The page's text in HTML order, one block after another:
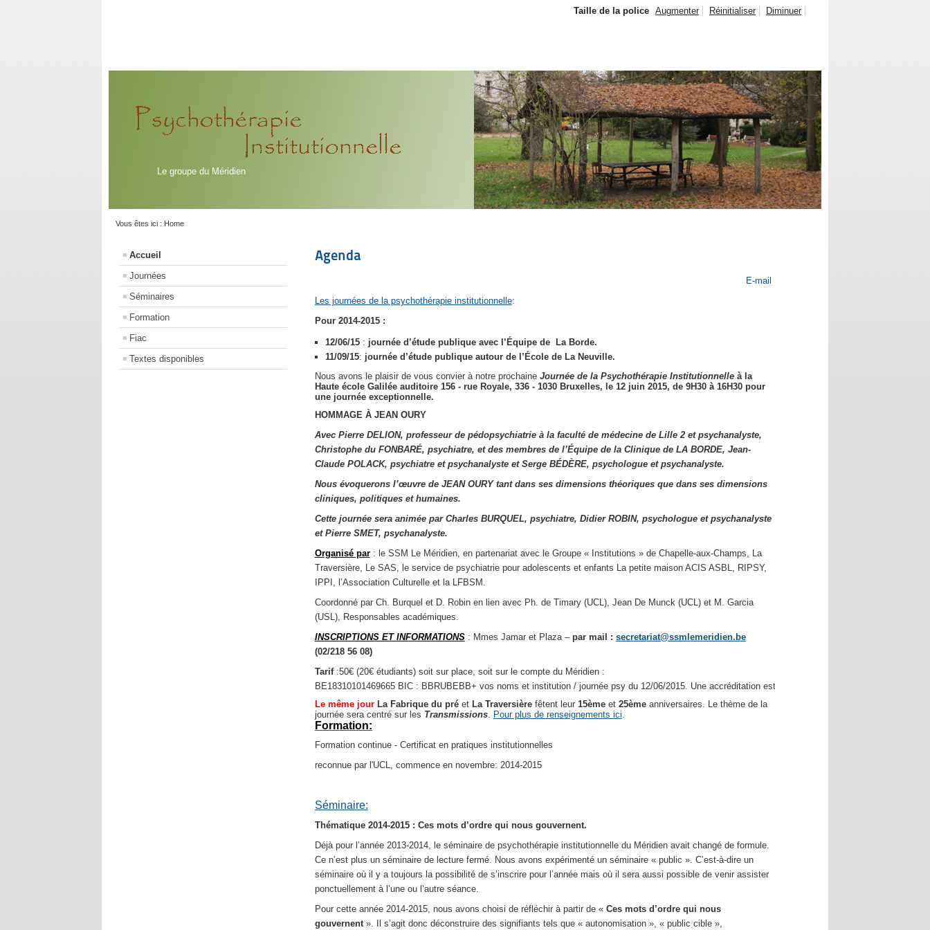
Le groupe du Méridien
Taille de la police Augmenter Réinitialiser Diminuer
Vous êtes ici : Home
Accueil
Journées
Séminaires
Formation
Fiac
Textes disponibles
Agenda
E-mail
Les journées de la psychothérapie institutionnelle:
Pour 2014-2015 :
12/06/15: journée d’étude publique avec l’Équipe de La Borde.
11/09/15: journée d’étude publique autour de l’École de La Neuville.
Nous avons le plaisir de vous convier à notre prochaine Journée de la Psychothérapie Institutionnelleà la
Haute école Galilée​ ​auditoire 156​ ​- rue Royale, 336 - 1030 Bruxelles, le 12 juin 2015, de 9H30 à 16H30 pour
une journée exceptionnelle.
HOMMAGE À JEAN OURY
Avec Pierre DELION, professeur de pédopsychiatrie à la faculté de médecine de Lille 2 et psychanalyste,
Christophe du FONBARÉ, psychiatre, et des membres de l’Équipe de la Clinique de LA BORDE, Jean-
Claude POLACK, psychiatre et psychanalyste et Serge BÉDÈRE, psychologue et psychanalyste.
Nous évoquerons l’œuvre de JEAN OURY tant dans ses dimensions théoriques que dans ses dimensions
cliniques, politiques et humaines.
Cette journée sera animée par Charles BURQUEL, psychiatre, Didier ROBIN, psychologue et psychanalyste
et Pierre SMET, psychanalyste.
Organisé par: le SSM Le Méridien, en partenariat avec le Groupe « Institutions » de Chapelle-aux-Champs, La
Traversière, Le SAS, le service de psychiatrie pour adolescents et enfants La petite maison ACIS ASBL, RIPSY,
IPPI, l’Association Culturelle et la LFBSM.
Coordonné par Ch. Burquel et D. Robin en lien avec Ph. de Timary (UCL), Jean De Munck (UCL) et M. Garcia
(USL), Responsables académiques.
INSCRIPTIONS ET INFORMATIONS: Mmes Jamar et Plaza – par mail : secretariat@ssmlemeridien.be
(02/218 56 08)
Tarif:50€ (20€ étudiants) soit sur place, soit sur le compte du Méridien :
BE18310101469665 BIC : BBRUBEBB+ vos noms et institution / journée psy du 12/06/2015. Une accréditation est demandée.
Le même jour La Fabrique du préet La Traversièrefêtent leur 15èmeet 25èmeanniversaires. Le thème de la
journée sera centré sur les Transmissions. Pour plus de renseignements ici.
Formation:
Formation continue - Certificat en pratiques institutionnelles
reconnue par l'UCL, commence en novembre: 2014-2015
Séminaire:
Thématique 2014-2015 : Ces mots d’ordre qui nous gouvernent.
Déjà pour l’année 2013-2014, le séminaire de psychothérapie institutionnelle du Méridien avait changé de formule.
Ce n’est plus un séminaire de lecture fermé. Nous avons expérimenté un séminaire « public ». C’est-à-dire un
séminaire où il y a toujours la possibilité de s’inscrire pour l’année mais où il sera aussi possible de venir assister
ponctuellement à l’une ou l’autre séance.
Pour cette année 2014-2015, nous avons choisi de réfléchir à partir de «Ces mots d’ordre qui nous
gouvernent ». Il s’agit donc déconstruire des signifiants tels que « autonomisation », « public cible »,